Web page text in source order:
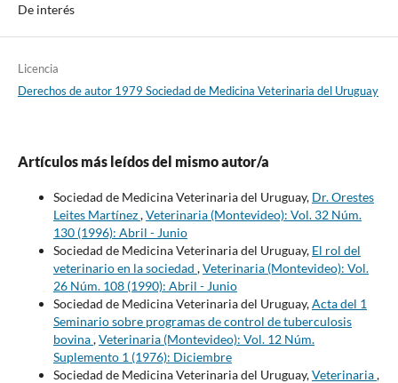
De interés
Licencia
Derechos de autor 1979 Sociedad de Medicina Veterinaria del Uruguay
Artículos más leídos del mismo autor/a
Sociedad de Medicina Veterinaria del Uruguay, Dr. Orestes
Leites Martínez,Veterinaria (Montevideo): Vol. 32 Núm.
130 (1996): Abril - Junio
Sociedad de Medicina Veterinaria del Uruguay, El rol del
veterinario en la sociedad ,Veterinaria (Montevideo): Vol.
26 Núm. 108 (1990): Abril - Junio
Sociedad de Medicina Veterinaria del Uruguay,Acta del 1
Seminario sobre programas de control de tuberculosis
bovina,Veterinaria (Montevideo): Vol. 12 Núm.
Suplemento 1 (1976): Diciembre
Sociedad de Medicina Veterinaria del Uruguay,Veterinaria,